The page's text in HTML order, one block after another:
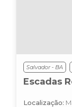
Salvador - BA
Escadas
Localização: